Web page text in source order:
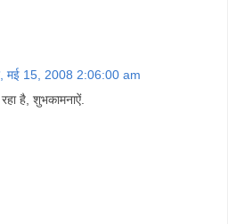
मई 15, 2008 2:06:00 am
है, शुभकामनाऐं.